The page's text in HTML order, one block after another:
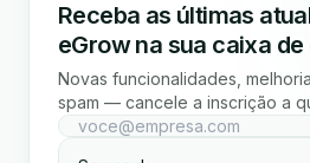
Receba as últimas
eGrow na sua caixa
Novas funcionalidades,
spam — cancele a inscrição a